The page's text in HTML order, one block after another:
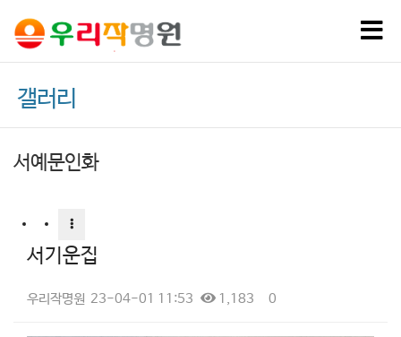
갤러리
서예문인화
서기운집
우리작명원 23-04-01 11:53 1,183 0